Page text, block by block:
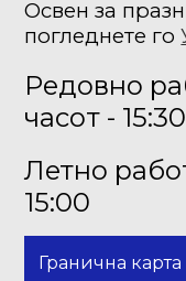
Освен за
погледнете го
Редовно
часот -
Летно
15:00
Гранична карта